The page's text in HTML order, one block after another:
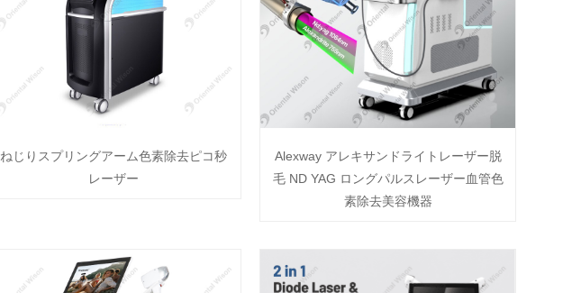
ねじりスプリングアーム色素除去ピコ秒
レーザー
Alexway アレキサンドライトレーザー脱
毛 ND YAG ロングパルスレーザー血管色
素除去美容機器